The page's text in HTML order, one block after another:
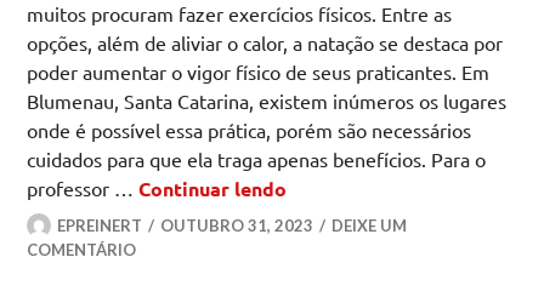
muitos procuram fazer exercícios físicos. Entre as
opções, além de aliviar o calor, a natação se destaca por
poder aumentar o vigor físico de seus praticantes. Em
Blumenau, Santa Catarina, existem inúmeros os lugares
onde é possível essa prática, porém são necessários
cuidados para que ela traga apenas benefícios. Para o
professor …Continuar lendo
EPREINERT OUTUBRO 31, 2023
DEIXE UM
COMENTÁRIO